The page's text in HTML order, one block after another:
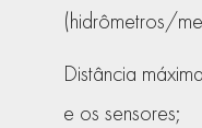
(hidrômetros/
Distância
e os sensores;